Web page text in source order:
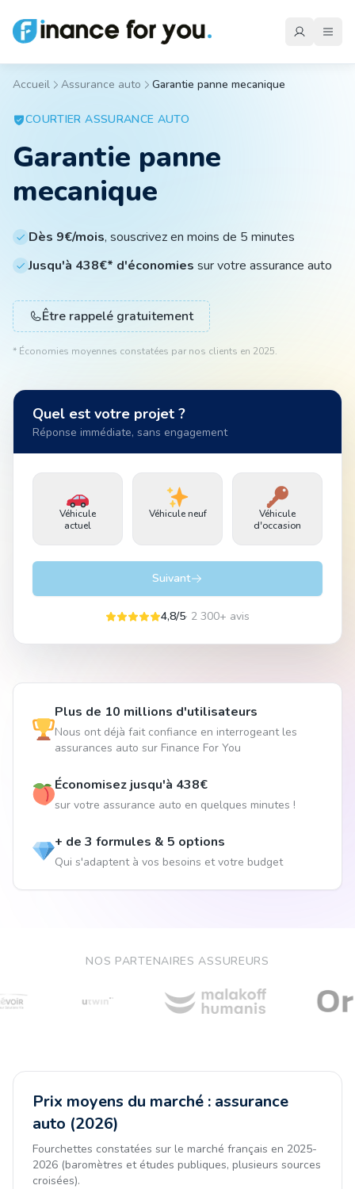
Emprunteur
04 51 55 49 38
Accueil Assurance auto Garantie panne mecanique
COURTIERASSURANCE AUTO
Garantie panne
mecanique
Dès 9€/mois, souscrivez en moins de 5 minutes
Jusqu'à 438€* d'économies sur votre assurance auto
Être rappelé gratuitement
* Économies moyennes constatées par nos clients en 2025.
Quel est votre projet ?
Réponse immédiate, sans engagement
Véhicule
actuel
Véhicule neuf
Véhicule
d'occasion
Suivant
4,8/5· 2 300+ avis
Plus de 10 millions d'utilisateurs
Nous ont déjà fait confiance en interrogeant les
assurances auto sur Finance For You
Économisez jusqu'à 438€
sur votre assurance auto en quelques minutes !
+ de 3 formules & 5 options
Qui s'adaptent à vos besoins et votre budget
NOS PARTENAIRES ASSUREURS
Prix moyens du marché : assurance
auto (2026)
Fourchettes constatées sur le marché français en 2025-
2026 (baromètres et études publiques, plusieurs sources
croisées).